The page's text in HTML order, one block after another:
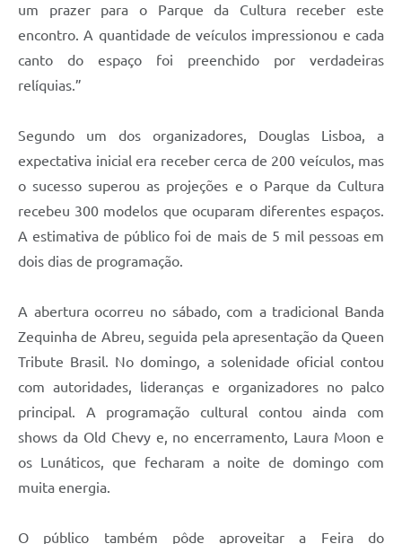
um prazer para o Parque da Cultura receber este
encontro. A quantidade de veículos impressionou e cada
canto do espaço foi preenchido por verdadeiras
relíquias.”
Segundo um dos organizadores, Douglas Lisboa, a
expectativa inicial era receber cerca de 200 veículos, mas
o sucesso superou as projeções e o Parque da Cultura
recebeu 300 modelos que ocuparam diferentes espaços.
A estimativa de público foi de mais de 5 mil pessoas em
dois dias de programação.
A abertura ocorreu no sábado, com a tradicional Banda
Zequinha de Abreu, seguida pela apresentação da Queen
Tribute Brasil. No domingo, a solenidade oficial contou
com autoridades, lideranças e organizadores no palco
principal. A programação cultural contou ainda com
shows da Old Chevy e, no encerramento, Laura Moon e
os Lunáticos, que fecharam a noite de domingo com
muita energia.
O público também pôde aproveitar a Feira do